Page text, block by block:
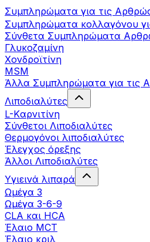
Συμπληρώματα για τις
Συμπληρώματα κολλαγόνου
Σύνθετα Συμπληρώματα
Γλυκοζαμίνη
Χονδροϊτίνη
MSM
Άλλα Συμπληρώματα για τις
Λιποδιαλύτες
L-Kαρνιτίνη
Σύνθετοι Λιποδιαλύτες
Θερμογόνοι λιποδιαλύτες
Έλεγχος όρεξης
Άλλοι Λιποδιαλύτες
Υγιεινά λιπαρά
Ωμέγα 3
Ωμέγα 3-6-9
CLA και HCA
Έλαιο MCT
Έλαιο κριλ